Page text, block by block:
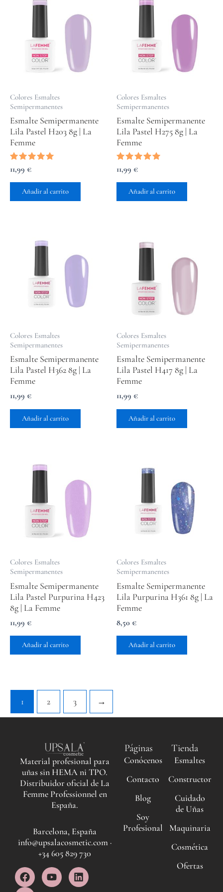
Colores Esmaltes
Semipermanentes
Esmalte Semipermanente
Lila Pastel H203 8g | La
Femme
Valorado
con
5.00
de 5
11,99 €
Añadir al carrito
Colores Esmaltes
Semipermanentes
Esmalte Semipermanente
Lila Pastel H275 8g | La
Femme
Valorado
con
5.00
de 5
11,99 €
Añadir al carrito
Colores Esmaltes
Semipermanentes
Esmalte Semipermanente
Lila Pastel H362 8g | La
Femme
11,99 €
Añadir al carrito
Colores Esmaltes
Semipermanentes
Esmalte Semipermanente
Lila Pastel H417 8g | La
Femme
11,99 €
Añadir al carrito
Colores Esmaltes
Semipermanentes
Esmalte Semipermanente
Lila Pastel Purpurina H423
8g | La Femme
11,99 €
Añadir al carrito
Colores Esmaltes
Semipermanentes
Esmalte Semipermanente
Lila Purpurina H361 8g | La
Femme
8,50 €
Añadir al carrito
1 2 3 →
Material profesional para
uñas sin HEMA ni TPO.
Distribuidor oficial de La
Femme Professionnel en
España.
Barcelona, España
info@upsalacosmetic.com ·
+34 605 829 730
F
a
Y
o
L
i
I
n
Páginas
Conócenos
Contacto
Blog
Soy
Profesional
Tienda
Esmaltes
Constructor
Cuidado
de Uñas
Maquinaria
Cosmética
Ofertas